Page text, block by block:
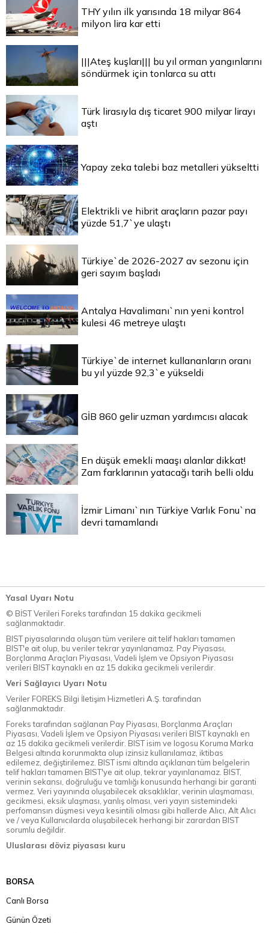
THY yılın ilk yarısında 18 milyar 864
milyon lira kar etti
|||Ateş kuşları||| bu yıl orman yangınlarını
söndürmek için tonlarca su attı
Türk lirasıyla dış ticaret 900 milyar lirayı
aştı
Yapay zeka talebi baz metalleri yükseltti
Elektrikli ve hibrit araçların pazar payı
yüzde 51,7`ye ulaştı
Türkiye`de 2026-2027 av sezonu için
geri sayım başladı
Antalya Havalimanı`nın yeni kontrol
kulesi 46 metreye ulaştı
Türkiye`de internet kullananların oranı
bu yıl yüzde 92,3`e yükseldi
GİB 860 gelir uzman yardımcısı alacak
En düşük emekli maaşı alanlar dikkat!
Zam farklarının yatacağı tarih belli oldu
İzmir Limanı`nın Türkiye Varlık Fonu`na
devri tamamlandı
Yasal Uyarı Notu
© BİST Verileri Foreks tarafından 15 dakika gecikmeli
sağlanmaktadır.
BIST piyasalarında oluşan tüm verilere ait telif hakları tamamen
BIST'e ait olup, bu veriler tekrar yayınlanamaz. Pay Piyasası,
Borçlanma Araçları Piyasası, Vadeli İşlem ve Opsiyon Piyasası
verileri BIST kaynaklı en az 15 dakika gecikmeli verilerdir.
Veri Sağlayıcı Uyarı Notu
Veriler FOREKS Bilgi İletişim Hizmetleri A.Ş. tarafından
sağlanmaktadır.
Foreks tarafından sağlanan Pay Piyasası, Borçlanma Araçları
Piyasası, Vadeli İşlem ve Opsiyon Piyasası verileri BIST kaynaklı en
az 15 dakika gecikmeli verilerdir. BIST isim ve logosu Koruma Marka
Belgesi altında korunmakta olup izinsiz kullanılamaz, iktibas
edilemez, değiştirilemez. BIST ismi altında açıklanan tüm belgelerin
telif hakları tamamen BIST'ye ait olup, tekrar yayınlanamaz. BIST,
verinin sekansı, doğruluğu ve tamlığı konusunda herhangi bir garanti
vermez. Veri yayınında oluşabilecek aksaklıklar, verinin ulaşmaması,
gecikmesi, eksik ulaşması, yanlış olması, veri yayın sistemindeki
perfomansın düşmesi veya kesintili olması gibi hallerde Alıcı, Alt Alıcı
ve / veya Kullanıcılarda oluşabilecek herhangi bir zarardan BIST
sorumlu değildir.
Uluslarası döviz piyasası kuru
BORSA
Canlı Borsa
Günün Özeti